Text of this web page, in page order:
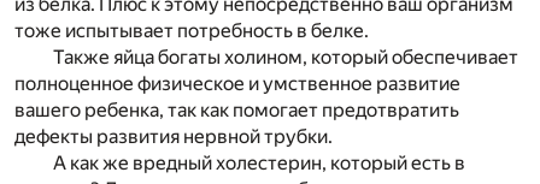
тоже испытывает потребность в белке.
Также яйца богаты холином, который обеспечивает
полноценное физическое и умственное развитие
вашего ребенка, так как помогает предотвратить
дефекты развития нервной трубки.
А как же вредный холестерин, который есть в